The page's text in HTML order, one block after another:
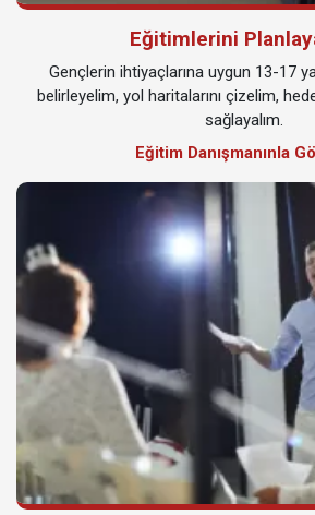
Eğitimlerini
Gençlerin ihtiyaçlarına uygun 13-17
belirleyelim, yol haritalarını çizelim,
sağlayalım.
Eğitim Danışmanınla